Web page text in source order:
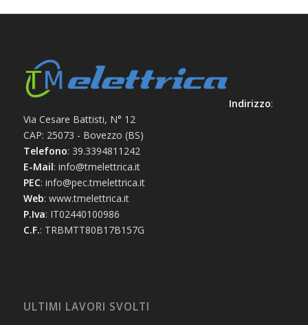
Indirizzo:
Via Cesare Battisti, N° 12
CAP: 25073 - Bovezzo (BS)
Telefono: 39.3394811242
E-Mail: info@tmelettrica.it
PEC: info@pec.tmelettrica.it
Web: www.tmelettrica.it
P.Iva: IT02440100986
C.F.: TRBMTT80B17B157G
ULTIMI LAVORI SVOLTI